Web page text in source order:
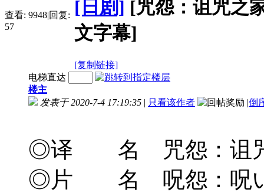
查看: 9948|回复:
57
[日剧] [咒怨：诅咒之
文字幕]
[复制链接]
电梯直达
楼主
发表于 2020-7-4 17:19:35 | 只看该作者 |倒
◎译 名 咒怨：诅咒之
◎片 名 呪怨：呪